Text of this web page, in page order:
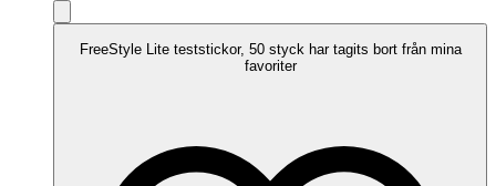
FreeStyle Lite teststickor, 50 styck har tagits bort från mina
favoriter